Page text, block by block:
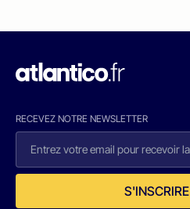
RECEVEZ NOTRE NEWSLETTER
S'INSCRIRE